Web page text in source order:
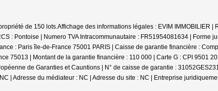
de 150 lots.Affichage des informations légales : EVIM IMMOBILIER
: Pontoise | Numero TVA Intracommunautaire : FR51954081634 | Forme
: Paris île-de-France 75001 PARIS | Caisse de garantie financière :
75013 | Montant de la garantie financière : 110 000 | Carte G : CPI 9501
de Garanties et Cauntions | N° de caisse de garantie :
| Adresse du médiateur : NC | Adresse du site : NC |
Entreprise